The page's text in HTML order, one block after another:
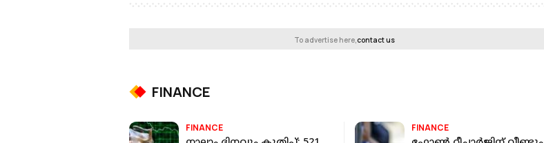
To advertise here,contact us
FINANCE
FINANCE
FINANCE